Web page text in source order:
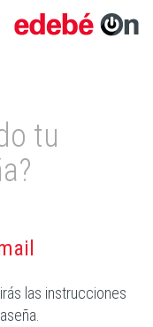
tu
las instrucciones